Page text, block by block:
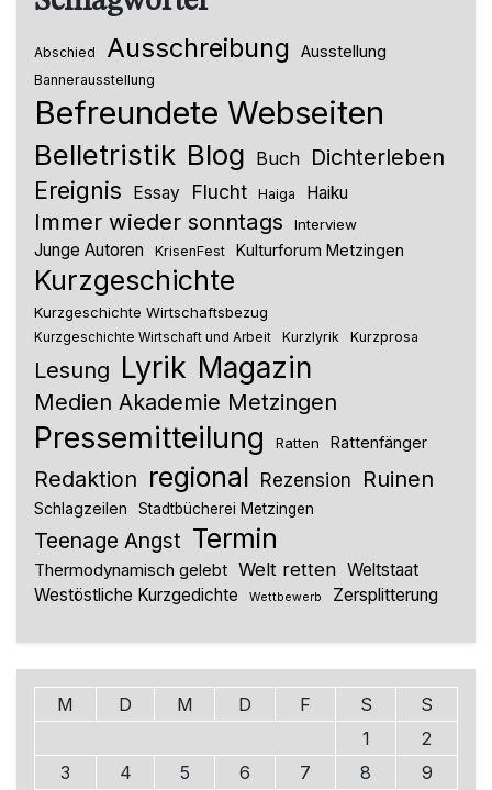
Abschied Ausschreibung Ausstellung
Bannerausstellung
Befreundete Webseiten
Belletristik Blog Buch Dichterleben
Ereignis Essay Flucht Haiga Haiku
Immer wieder sonntags Interview
Junge Autoren KrisenFest Kulturforum Metzingen
Kurzgeschichte
Kurzgeschichte Wirtschaftsbezug
Kurzgeschichte Wirtschaft und Arbeit Kurzlyrik Kurzprosa
Lesung Lyrik Magazin
Medien Akademie Metzingen
Pressemitteilung Ratten Rattenfänger
Redaktion regional Rezension Ruinen
Schlagzeilen Stadtbücherei Metzingen
Teenage Angst Termin
Thermodynamisch gelebt Welt retten Weltstaat
Westöstliche Kurzgedichte
Wettbewerb Zersplitterung
M D M D F S
S
1
2
3
4 5 6 7 8
9